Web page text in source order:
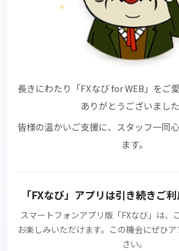
✧
長きにわたり 「FXなび for WEB」 をご
ありがとうございました
皆様の温かいご支援に、スタッフ一同
ます。
「FXなび」アプリ は引き続きご
スマートフォンアプリ版 「FXなび」 は、
お楽しみいただけます。この機会にぜひ
さい。